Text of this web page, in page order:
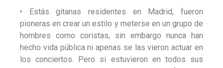
• Estás gitanas residentes en Madrid, fueron
pioneras en crear un estilo y meterse en un grupo de
hombres como coristas, sin embargo nunca han
hecho vida pública ni apenas se las vieron actuar en
los conciertos. Pero si estuvieron en todos sus